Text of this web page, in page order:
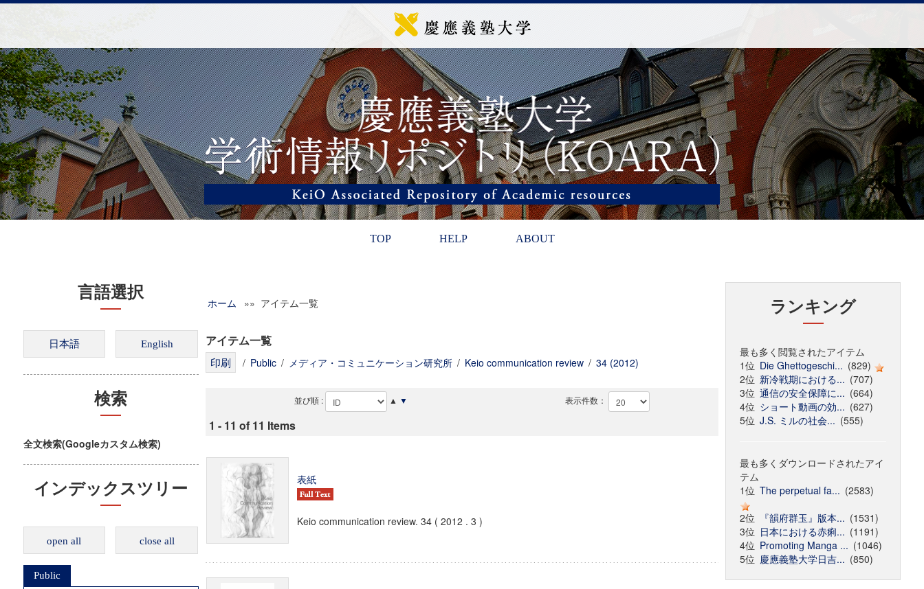
TOP HELP ABOUT
言語選択
検索
全文検索(Googleカスタム検索)
インデックスツリー
open all close all
Public
ホーム »» アイテム一覧
アイテム一覧
/ Public / メディア・コミュニケーション研究所 / Keio communication review / 34 (2012)
並び順 : ▲ ▼ 表示件数：
1 - 11 of 11 Items
表紙
Keio communication review. 34 ( 2012 . 3 )
ランキング
最も多く閲覧されたアイテム
1位 Die Ghettogeschi... (829)
2位 新冷戦期における... (707)
3位 通信の安全保障に... (664)
4位 ショート動画の効... (627)
5位 J.S. ミルの社会... (555)
最も多くダウンロードされたアイ
テム
1位 The perpetual fa... (2583)
2位
『韻府群玉』版本... (1531)
3位 日本における赤痢... (1191)
4位 Promoting Manga ... (1046)
5位 慶應義塾大学日吉... (850)